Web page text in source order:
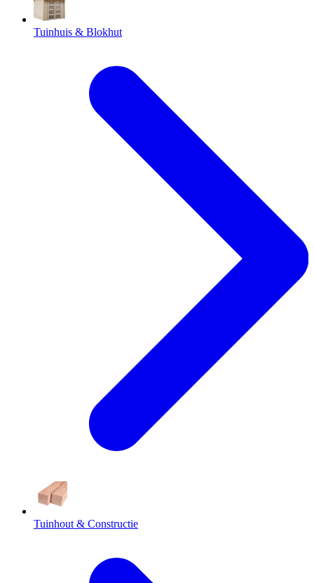
Tuinhuis & Blokhut
Tuinhout & Constructie